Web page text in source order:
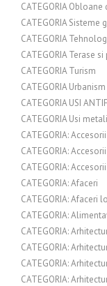
CATEGORIA
CATEGORIA Sisteme
CATEGORIA
CATEGORIA Terase
CATEGORIA Turism
CATEGORIA Urbanism
CATEGORIA USI
CATEGORIA Usi
CATEGORIA:
CATEGORIA:
CATEGORIA:
CATEGORIA: Afaceri
CATEGORIA: Afaceri
CATEGORIA:
CATEGORIA:
CATEGORIA:
CATEGORIA:
CATEGORIA: